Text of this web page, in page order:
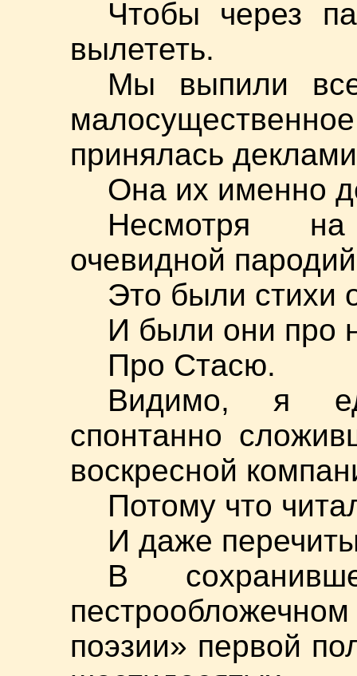
Чтобы через
вылететь.
Мы выпили
принялась
Она их именно
Несмотря
очевидной
Это были стихи
И были они про
Про Стасю.
Видимо, я
спонтанно
воскресной
Потому что
И даже
В
поэзии» первой